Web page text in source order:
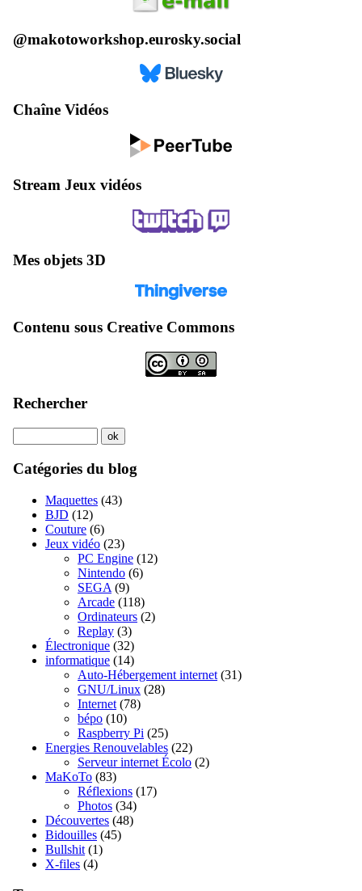
@makotoworkshop.eurosky.social
Chaîne Vidéos
Stream Jeux vidéos
Mes objets 3D
Contenu sous Creative Commons
Rechercher
Catégories du blog
Maquettes (43)
BJD (12)
Couture (6)
Jeux vidéo (23)
PC Engine (12)
Nintendo (6)
SEGA (9)
Arcade (118)
Ordinateurs (2)
Replay (3)
Électronique (32)
informatique (14)
Auto-Hébergement internet (31)
GNU/Linux (28)
Internet (78)
bépo (10)
Raspberry Pi (25)
Energies Renouvelables (22)
Serveur internet Écolo (2)
MaKoTo (83)
Réflexions (17)
Photos (34)
Découvertes (48)
Bidouilles (45)
Bullshit (1)
X-files (4)